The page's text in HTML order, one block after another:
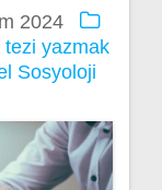
2024
tezi yazmak
Sosyoloji